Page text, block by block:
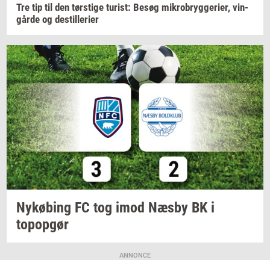
Tre tip til den tørsti­ge turist: Besøg mi­kro­bryg­ge­ri­er, vin­
går­de og destil­le­ri­er
Ny­kø­bing FC tog imod Næsby BK i
topop­gør
ANNONCE